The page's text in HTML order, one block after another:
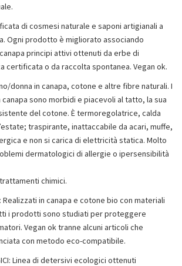
di cosmesi naturale e saponi artigianali a
Ogni prodotto è migliorato associando
principi attivi ottenuti da erbe di
certificata o da raccolta spontanea. Vegan ok.
donna in canapa, cotone e altre fibre naturali. I
sono morbidi e piacevoli al tatto, la sua
del cotone. È termoregolatrice, calda
traspirante, inattaccabile da acari, muffe,
e non si carica di elettricità statica. Molto
dermatologici di allergie o ipersensibilità
chimici.
Realizzati in canapa e cotone bio con materiali
i prodotti sono studiati per proteggere
Vegan ok tranne alcuni articoli che
con metodo eco-compatibile.
Linea di detersivi ecologici ottenuti